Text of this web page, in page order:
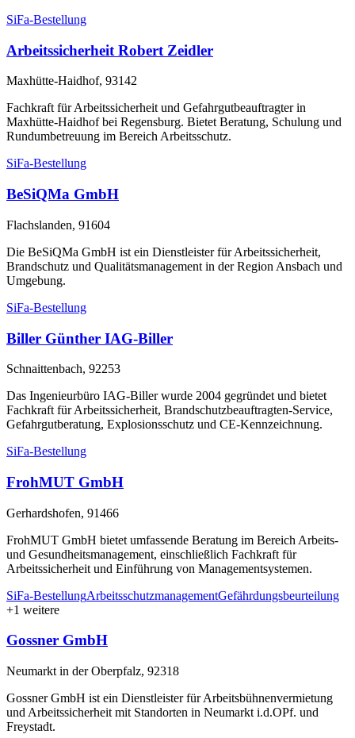
SiFa-Bestellung
Arbeitssicherheit Robert Zeidler
Maxhütte-Haidhof, 93142
Fachkraft für Arbeitssicherheit und Gefahrgutbeauftragter in
Maxhütte-Haidhof bei Regensburg. Bietet Beratung, Schulung und
Rundumbetreuung im Bereich Arbeitsschutz.
SiFa-Bestellung
BeSiQMa GmbH
Flachslanden, 91604
Die BeSiQMa GmbH ist ein Dienstleister für Arbeitssicherheit,
Brandschutz und Qualitätsmanagement in der Region Ansbach und
Umgebung.
SiFa-Bestellung
Biller Günther IAG-Biller
Schnaittenbach, 92253
Das Ingenieurbüro IAG-Biller wurde 2004 gegründet und bietet
Fachkraft für Arbeitssicherheit, Brandschutzbeauftragten-Service,
Gefahrgutberatung, Explosionsschutz und CE-Kennzeichnung.
SiFa-Bestellung
FrohMUT GmbH
Gerhardshofen, 91466
FrohMUT GmbH bietet umfassende Beratung im Bereich Arbeits-
und Gesundheitsmanagement, einschließlich Fachkraft für
Arbeitssicherheit und Einführung von Managementsystemen.
SiFa-BestellungArbeitsschutzmanagementGefährdungsbeurteilung
+1 weitere
Gossner GmbH
Neumarkt in der Oberpfalz, 92318
Gossner GmbH ist ein Dienstleister für Arbeitsbühnenvermietung
und Arbeitssicherheit mit Standorten in Neumarkt i.d.OPf. und
Freystadt.